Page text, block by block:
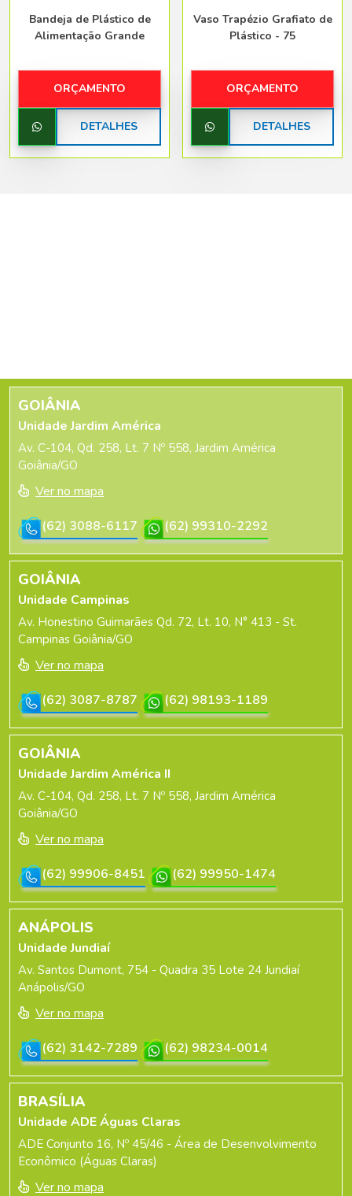
Bandeja de Plástico de
Alimentação Grande
ORÇAMENTO
DETALHES
Vaso Trapézio Grafiato de
Plástico - 75
ORÇAMENTO
DETALHES
GOIÂNIA
Unidade Jardim América
Av. C-104, Qd. 258, Lt. 7 Nº 558, Jardim América
Goiânia/GO
Ver no mapa
(62) 3088-6117
(62) 99310-2292
GOIÂNIA
Unidade Campinas
Av. Honestino Guimarães Qd. 72, Lt. 10, N° 413 - St.
Campinas Goiânia/GO
Ver no mapa
(62) 3087-8787
(62) 98193-1189
GOIÂNIA
Unidade Jardim América II
Av. C-104, Qd. 258, Lt. 7 Nº 558, Jardim América
Goiânia/GO
Ver no mapa
(62) 99906-8451
(62) 99950-1474
ANÁPOLIS
Unidade Jundiaí
Av. Santos Dumont, 754 - Quadra 35 Lote 24 Jundiaí
Anápolis/GO
Ver no mapa
(62) 3142-7289
(62) 98234-0014
BRASÍLIA
Unidade ADE Águas Claras
ADE Conjunto 16, Nº 45/46 - Área de Desenvolvimento
Econômico (Águas Claras)
Ver no mapa